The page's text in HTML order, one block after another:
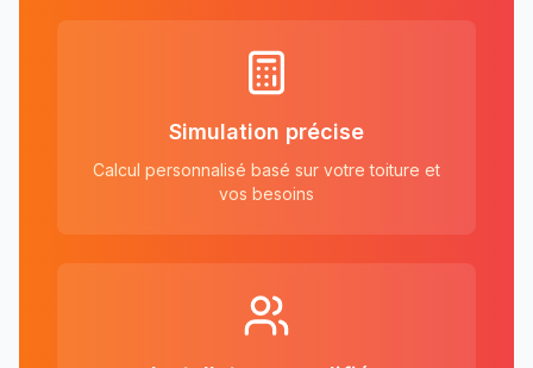
Simulation précise
Calcul personnalisé basé sur votre toiture et
vos besoins